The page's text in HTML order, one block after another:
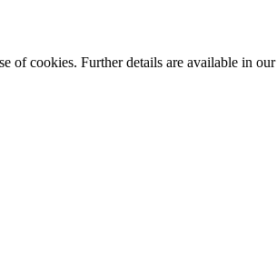
of cookies. Further details are available in our